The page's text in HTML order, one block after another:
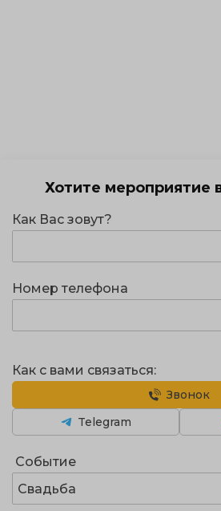
Хотите мероприятие
Как Вас зовут?
Номер телефона
Событие
Свадьба
Как с вами связаться:
Звонок
Telegram